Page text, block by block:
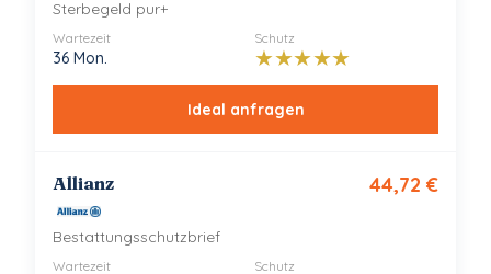
Sterbegeld pur+
Wartezeit
36 Mon.
Schutz
★★★★★
Ideal anfragen
Allianz
Bestattungsschutzbrief
44,72 €
Wartezeit Schutz